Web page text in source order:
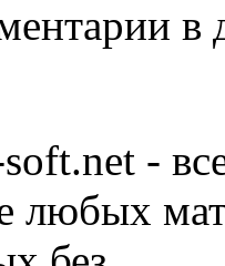
в
-
любых